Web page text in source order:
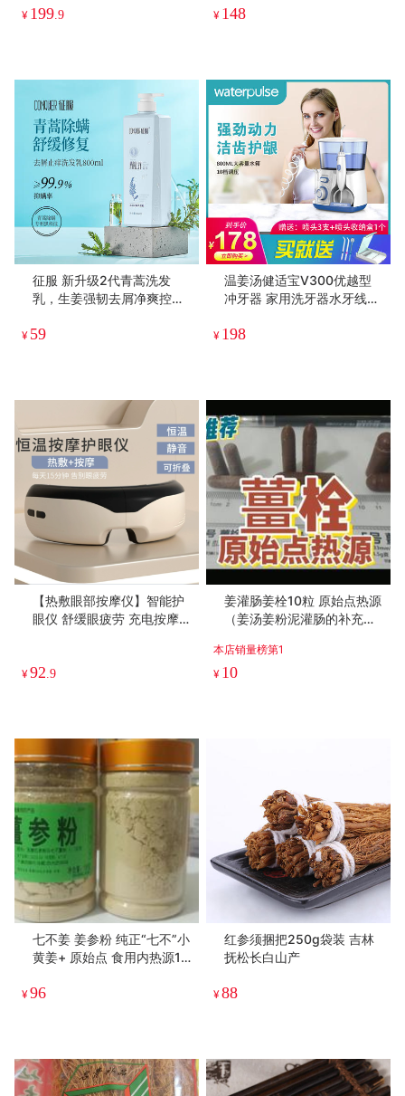
疗神器，魔术贴设计，无需
¥ 199 .9
认证 加热按摩眼部 超长续航
¥ 148
征服 新升级2代青蒿洗发
乳，生姜强韧去屑净爽控油
精华素养护发丝。下单送小
¥ 59
温姜汤健适宝V300优越型
冲牙器 家用洗牙器水牙线电
¥ 198
【热敷眼部按摩仪】智能护
眼仪 舒缓眼疲劳 充电按摩器
¥92 .9
姜灌肠姜栓10粒 原始点热源
（姜汤姜粉泥灌肠的补充）
+栓剂基质辅料
本店销量榜第1
¥ 10
七不姜 姜参粉 纯正“七不”小
黄姜+ 原始点 食用内热源15
¥96
红参须捆把250g袋装 吉林
抚松长白山产
¥88